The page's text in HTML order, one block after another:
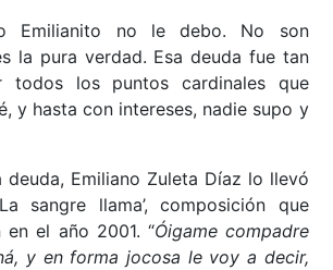
Emilianito no le debo. No son
la pura verdad. Esa deuda fue tan
todos los puntos cardinales que
y hasta con intereses, nadie supo y
deuda, Emiliano Zuleta Díaz lo llevó
sangre llama’, composición que
en el año 2001. “Óigame compadre
y en forma jocosa le voy a decir,